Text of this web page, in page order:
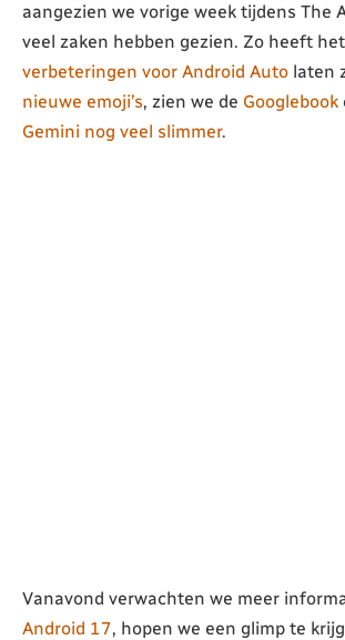
aangezien we vorige week tijdens The
veel zaken hebben gezien. Zo heeft
verbeteringen voor Android Auto laten
nieuwe emoji’s, zien we de Googlebook
Gemini nog veel slimmer.
Vanavond verwachten we meer
Android 17, hopen we een glimp te